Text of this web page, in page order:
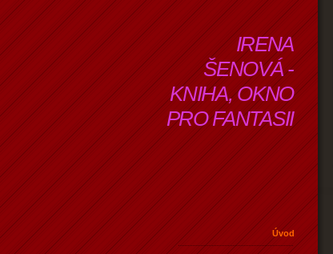
IRENA
ŠENOVÁ -
KNIHA, OKNO
PRO FANTASII
Úvod